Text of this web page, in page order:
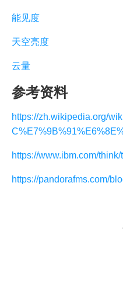
能见度
天空亮度
云量
参考资料
https://zh.wikipedia.org/
https://www.ibm.com/
https://pandorafms.com/